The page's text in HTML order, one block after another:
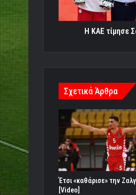
Η ΚΑΕ τίμησε
Σχετικά Άρθρα
Έτσι «καθάρισε» την
[Video]